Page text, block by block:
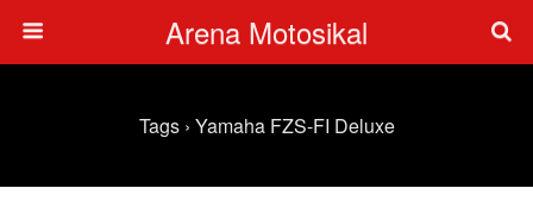
Arena Motosikal
Tags › Yamaha FZS-FI Deluxe